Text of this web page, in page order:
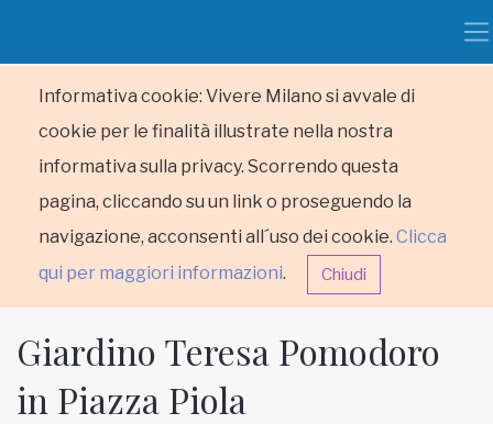
Informativa cookie: Vivere Milano si avvale di
cookie per le finalità illustrate nella nostra
informativa sulla privacy. Scorrendo questa
pagina, cliccando su un link o proseguendo la
navigazione, acconsenti all´uso dei cookie. Clicca
qui per maggiori informazioni. Chiudi
Giardino Teresa Pomodoro
in Piazza Piola